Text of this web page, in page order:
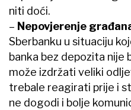
niti doći.
– Nepovjerenje
Sberbanku u situaciju
banka bez depozita nije
može izdržati veliki
trebale reagirati prije i
ne dogodi i bolje